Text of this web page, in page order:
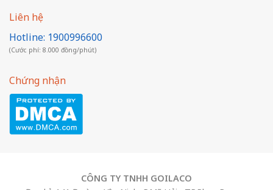
Liên hệ
Hotline: 1900996600
(Cước phí: 8.000 đồng/phút)
Chứng nhận
CÔNG TY TNHH GOILACO